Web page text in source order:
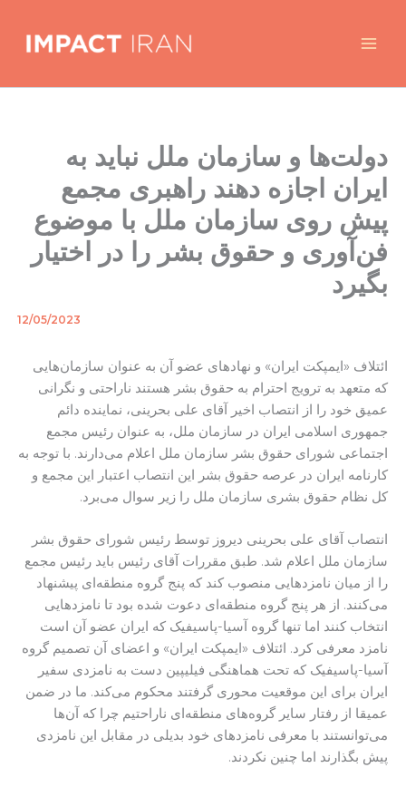
content
دولت‌ها و سازمان ملل نباید به
ایران اجازه دهند راهبری مجمع
پیش روی سازمان ملل با موضوع
فن‌آوری و حقوق بشر را در اختیار
بگیرد
By/
12/05/2023
ائتلاف «ایمپکت ایران» و نهادهای عضو آن به عنوان سازمان‌هایی
که متعهد به ترویج احترام به حقوق بشر هستند ناراحتی و نگرانی
عمیق خود را از انتصاب اخیر آقای علی بحرینی، نماینده دائم
جمهوری اسلامی ایران در سازمان ملل، به عنوان رئیس مجمع
اجتماعی شورای حقوق بشر سازمان ملل اعلام می‌دارند. با توجه به
کارنامه ایران در عرصه حقوق بشر این انتصاب اعتبار این مجمع و
کل نظام حقوق بشری سازمان ملل را زیر سوال می‌برد.
انتصاب آقای علی بحرینی دیروز توسط رئیس شورای حقوق بشر
سازمان ملل اعلام شد. طبق مقررات آقای رئیس باید رئیس مجمع
را از میان نامزدهایی منصوب کند که پنج گروه منطقه‌ای پیشنهاد
می‌کنند. از هر پنج گروه منطقه‌ای دعوت شده بود تا نامزدهایی
انتخاب کنند اما تنها گروه آسیا-پاسیفیک که ایران عضو آن است
نامزد معرفی کرد. ائتلاف «ایمپکت ایران» و اعضای آن تصمیم گروه
آسیا-پاسیفیک که تحت هماهنگی فیلیپین دست به نامزدی سفیر
ایران برای این موقعیت محوری گرفتند محکوم می‌کند. ما در ضمن
عمیقا از رفتار سایر گروه‌های منطقه‌ای ناراحتیم چرا که آن‌ها
می‌توانستند با معرفی نامزدهای خود بدیلی در مقابل این نامزدی
پیش بگذارند اما چنین نکردند.